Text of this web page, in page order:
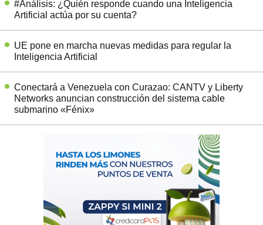
#Análisis: ¿Quién responde cuando una Inteligencia
Artificial actúa por su cuenta?
UE pone en marcha nuevas medidas para regular la
Inteligencia Artificial
Conectará a Venezuela con Curazao: CANTV y Liberty
Networks anuncian construcción del sistema cable
submarino «Fénix»